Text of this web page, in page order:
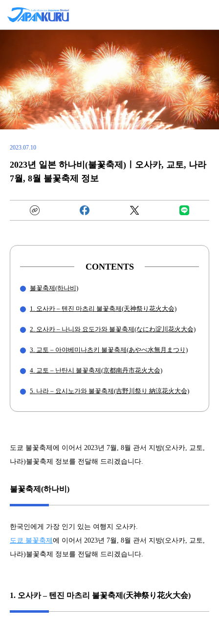
2023.07.10
2023년 일본 하나비(불꽃축제)ㅣ오사카, 교토, 나라
7월, 8월 불꽃축제 정보
CONTENTS
불꽃축제(하나비)
1. 오사카 – 텐진 마츠리 불꽃축제(天神祭り花火大会)
2. 오사카 – 나니와 요도가와 불꽃축제(なにわ淀川花火大会)
3. 교토 – 아야베미나츠키 불꽃축제(あやべ水無月まつり)
4. 교토 – 난탄시 불꽃축제(京都南丹市花火大会)
5. 나라 – 요시노가와 불꽃축제(吉野川祭り 納涼花火大会)
도쿄 불꽃축제에 이어서 2023년 7월, 8월 관서 지방(오사카, 교토,
나라)불꽃축제 정보를 전달해 드리겠습니다.
불꽃축제(하나비)
한국인에게 가장 인기 있는 여행지 오사카.
도쿄 불꽃축제에 이어서 2023년 7월, 8월 관서 지방(오사카, 교토,
나라)불꽃축제 정보를 전달해 드리겠습니다.
1. 오사카 – 텐진 마츠리 불꽃축제(天神祭り花火大会)